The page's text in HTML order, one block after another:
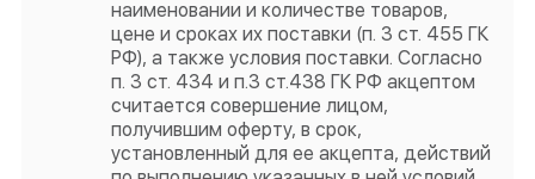
наименовании и количестве товаров,
цене и сроках их поставки (п. 3 ст. 455 ГК
РФ), а также условия поставки. Согласно
п. 3 ст. 434 и п.3 ст.438 ГК РФ акцептом
считается совершение лицом,
получившим оферту, в срок,
установленный для ее акцепта, действий